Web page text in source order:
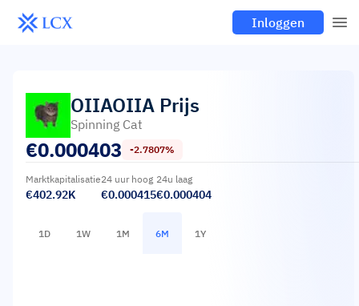
Inloggen
OIIAOIIA Prijs
Spinning Cat
€0.000403 -2.7807%
Marktkapitalisatie
€402.92K
24 uur hoog
€0.000415
24u laag
€0.000404
1D 1W 1M 6M 1Y